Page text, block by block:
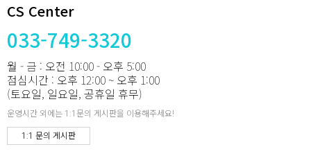
CS Center
033-749-3320
월 - 금 : 오전 10:00 - 오후 5:00
점심시간 : 오후 12:00 ~ 오후 1:00
(토요일, 일요일, 공휴일 휴무)
운영시간 외에는 1:1문의 게시판을 이용해주세요!
1:1 문의 게시판